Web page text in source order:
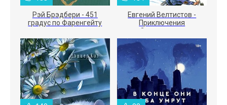
Рэй Брэдбери - 451
градус по Фаренгейту
Евгений Велтистов -
Приключения
Электроника